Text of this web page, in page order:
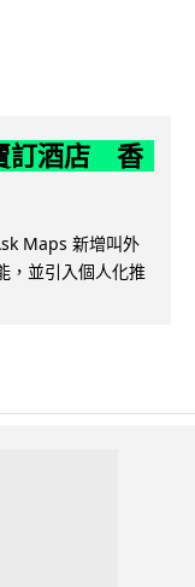
訂酒店 香
Maps 新增叫外
，並引入個人化推